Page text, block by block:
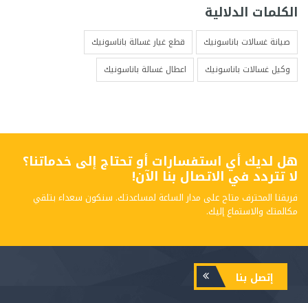
الكلمات الدلالية
صيانة غسالات باناسونيك
قطع غيار غسالة باناسونيك
وكيل غسالات باناسونيك
اعطال غسالة باناسونيك
هل لديك أي استفسارات أو تحتاج إلى خدماتنا؟
لا تتردد في الاتصال بنا الآن!
فريقنا المحترف متاح على مدار الساعة لمساعدتك. سنكون سعداء بتلقي
مكالمتك والاستماع إليك.
إتصل بنا